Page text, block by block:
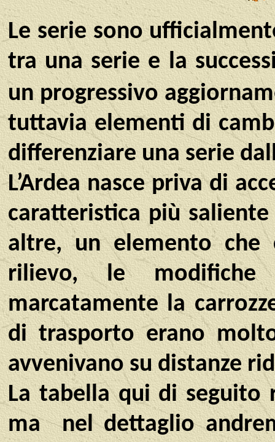
Le serie sono
tra una serie e la
un progressivo
tuttavia elementi di
differenziare una serie
L’Ardea nasce priva di
caratteristica più
altre, un elemento che
rilievo, le modifiche
marcatamente la
di trasporto erano
avvenivano su distanze
La tabella qui di seguito
ma nel dettaglio